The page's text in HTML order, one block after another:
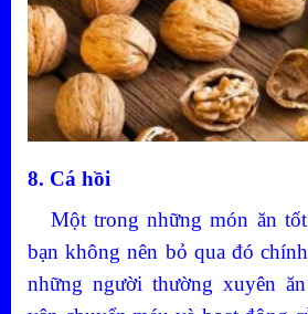
8. Cá hồi
Một trong những món ăn tốt
bạn không nên bỏ qua đó
những người thường xuyên